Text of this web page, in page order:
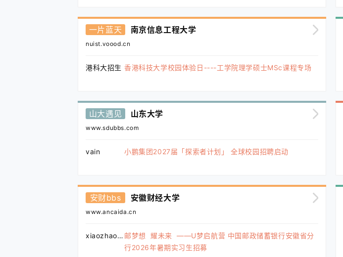
一片蓝天 南京信息工程大学
nuist.voood.cn
港科大招生 香港科技大学校园体验日----工学院理学硕士MSc课程专场
山大遇见 山东大学
www.sdubbs.com
vain 小鹏集团2027届「探索者计划」 全球校园招聘启动
安财bbs 安徽财经大学
www.ancaida.cn
xiaozhao123 邮梦想 耀未来 ——U梦启航营 中国邮政储蓄银行安徽省分
行2026年暑期实习生招募